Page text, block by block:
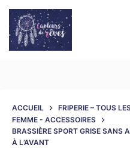
ACCUEIL FRIPERIE – TOUS
FEMME - ACCESSOIRES
BRASSIÈRE SPORT GRISE SANS
À L’AVANT